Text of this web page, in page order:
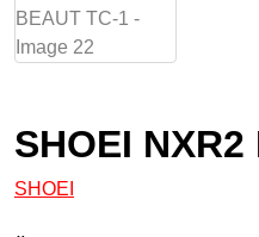
SHOEI
SHOEI